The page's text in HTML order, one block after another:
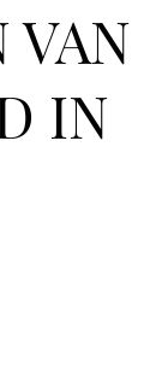
VAN
IN